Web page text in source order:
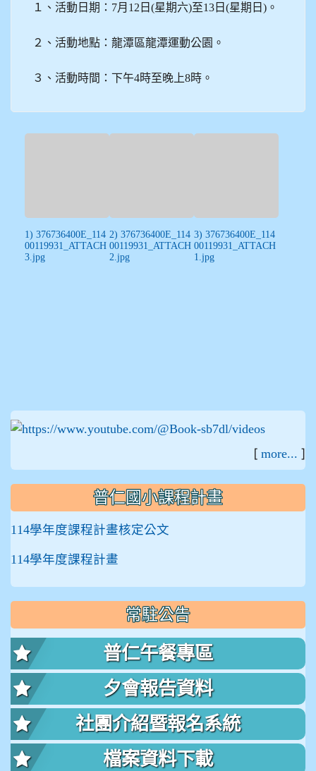
１、活動日期：7月12日(星期六)至13日(星期日)。
２、活動地點：龍潭區龍潭運動公園。
３、活動時間：下午4時至晚上8時。
1) 376736400E_114
00119931_ATTACH
3.jpg
2) 376736400E_114
00119931_ATTACH
2.jpg
3) 376736400E_114
00119931_ATTACH
1.jpg
[ more... ]
普仁國小課程計畫
114學年度課程計畫核定公文
114學年度課程計畫
常駐公告
普仁午餐專區
夕會報告資料
社團介紹暨報名系統
檔案資料下載